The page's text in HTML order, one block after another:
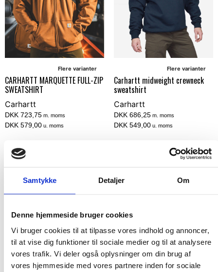
Samtykke Detaljer Om
Denne hjemmeside bruger cookies
Vi bruger cookies til at tilpasse vores indhold og annoncer,
til at vise dig funktioner til sociale medier og til at analysere
vores trafik. Vi deler også oplysninger om din brug af
vores hjemmeside med vores partnere inden for sociale
Flere varianter
CARHARTT MARQUETTE FULL-ZIP
SWEATSHIRT
Carhartt
DKK 723,75 m. moms
DKK 579,00 u. moms
Vælg muligheder
Flere varianter
Carhartt midweight crewneck
sweatshirt
Carhartt
DKK 686,25 m. moms
DKK 549,00 u. moms
NY FARVE POPULÆR